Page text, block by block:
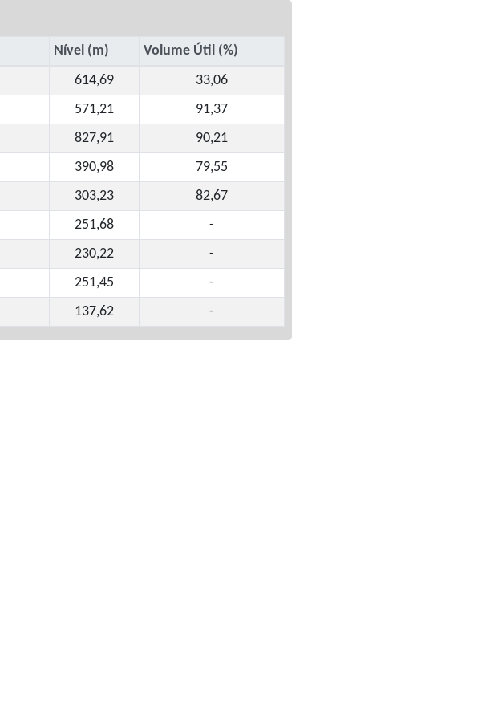
Nível (m)
Volume Útil (%)
614,69
33,06
571,21
91,37
827,91
90,21
390,98
79,55
303,23
82,67
251,68
-
230,22
-
251,45
-
137,62 -